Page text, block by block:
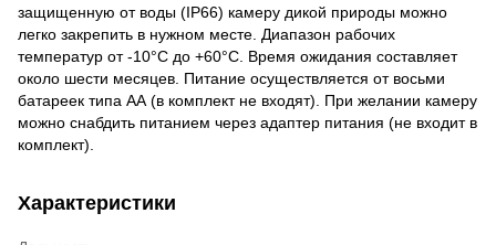
защищенную от воды (IP66) камеру дикой природы можно
легко закрепить в нужном месте. Диапазон рабочих
температур от -10°C до +60°C. Время ожидания составляет
около шести месяцев. Питание осуществляется от восьми
батареек типа АА (в комплект не входят). При желании камеру
можно снабдить питанием через адаптер питания (не входит в
комплект).
Характеристики